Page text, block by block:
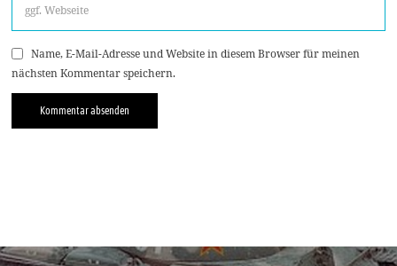
Name, E-Mail-Adresse und Website in diesem Browser für meinen
nächsten Kommentar speichern.